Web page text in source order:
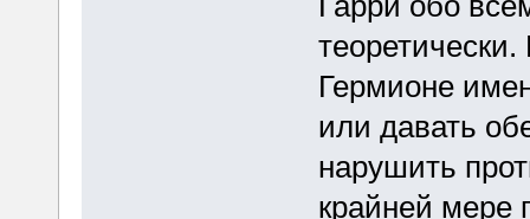
Гермионе
или давать
нарушить
крайней мере